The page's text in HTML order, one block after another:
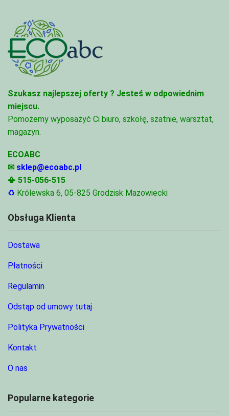
Szukasz najlepszej oferty ? Jesteś w odpowiednim
miejscu.
Pomożemy wyposażyć Ci biuro, szkołę, szatnie, warsztat,
magazyn.
ECOABC
✉ sklep@ecoabc.pl
📳 515-056-515
♻ Królewska 6, 05-825 Grodzisk Mazowiecki
Obsługa Klienta
Dostawa
Płatności
Regulamin
Odstąp od umowy tutaj
Polityka Prywatności
Kontakt
O nas
Popularne kategorie